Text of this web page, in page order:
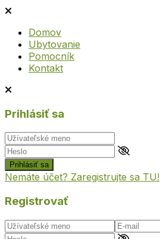
Domov
Ubytovanie
Pomocník
Kontakt
Prihlásiť sa
Prihlásiť sa
Nemáte účet? Zaregistrujte sa TU!
Registrovať